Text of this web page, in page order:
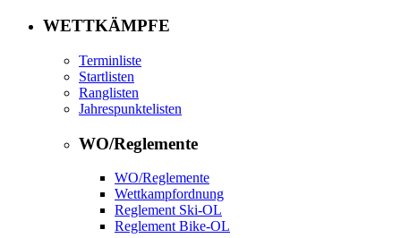
WETTKÄMPFE
Terminliste
Startlisten
Ranglisten
Jahrespunktelisten
WO/Reglemente
WO/Reglemente
Wettkampfordnung
Reglement Ski-OL
Reglement Bike-OL